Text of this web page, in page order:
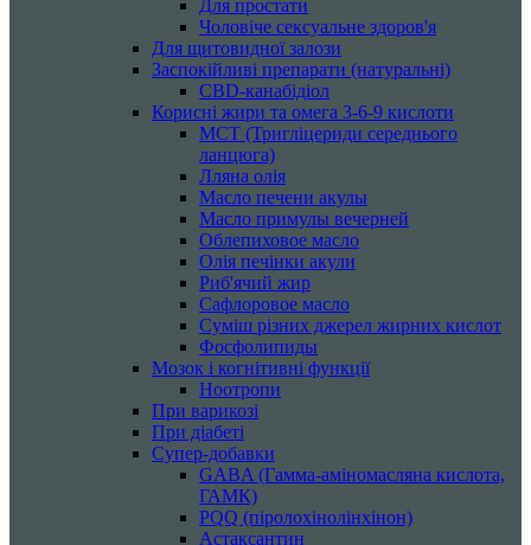
Для простати
Чоловіче сексуальне здоров'я
Для щитовидної залози
Заспокійливі препарати (натуральні)
CBD-канабідіол
Корисні жири та омега 3-6-9 кислоти
MCT (Тригліцериди середнього
ланцюга)
Лляна олія
Масло печени акулы
Масло примулы вечерней
Облепиховое масло
Олія печінки акули
Риб'ячий жир
Сафлоровое масло
Суміш різних джерел жирних кислот
Фосфолипиды
Мозок і когнітивні функції
Ноотропи
При варикозі
При діабеті
Супер-добавки
GABA (Гамма-аміномасляна кислота,
ГАМК)
PQQ (піролохінолінхінон)
Астаксантин